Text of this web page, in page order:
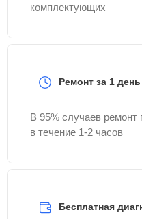
комплектующих
Ремонт за 1 день
В 95% случаев ремонт
в течение 1-2 часов
Бесплатная